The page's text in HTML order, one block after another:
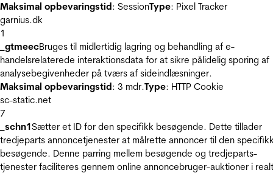
Maksimal opbevaringstid: SessionType: Pixel Tracker
garnius.dk
1
_gtmeecBruges til midlertidig lagring og behandling af e-
handelsrelaterede interaktionsdata for at sikre pålidelig sporing af
analysebegivenheder på tværs af sideindlæsninger.
Maksimal opbevaringstid: 3 mdr.Type: HTTP Cookie
sc-static.net
7
_schn1Sætter et ID for den specifikk besøgende. Dette tillader
tredjeparts annoncetjenester at målrette annoncer til den
besøgende. Denne parring mellem besøgende og tredjeparts-
tjenester faciliteres gennem online annoncebruger-auktioner i